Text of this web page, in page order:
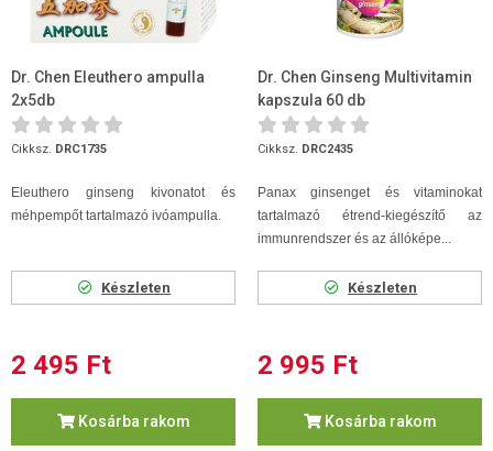
Dr. Chen Eleuthero ampulla
2x5db
Cikksz. DRC1735
Eleuthero ginseng kivonatot és
méhpempőt tartalmazó ivóampulla.
Készleten
2 495 Ft
Kosárba rakom
Dr. Chen Ginseng Multivitamin
kapszula 60 db
Cikksz. DRC2435
Panax ginsenget és vitaminokat
tartalmazó étrend-kiegészítő az
immunrendszer és az állóképe...
Készleten
2 995 Ft
Kosárba rakom